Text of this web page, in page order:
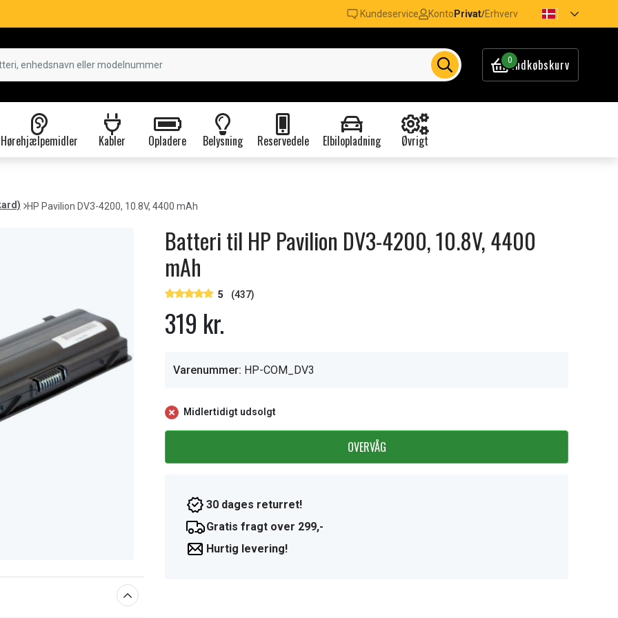
Kundeservice Konto Privat/Erhverv
0Indkøbskurv
Hørehjælpemidler Kabler Opladere Belysning Reservedele Elbilopladning Øvrigt
HP Pavilion DV3-4200, 10.8V, 4400 mAh
Batteri til HP Pavilion DV3-4200, 10.8V, 4400
mAh
5 (437)
319 kr.
Varenummer: HP-COM_DV3
Midlertidigt udsolgt
OVERVÅG
30 dages returret!
Gratis fragt over 299,-
Hurtig levering!